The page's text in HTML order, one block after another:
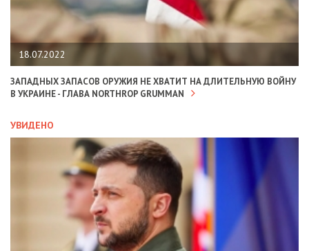
18.07.2022
ЗАПАДНЫХ ЗАПАСОВ ОРУЖИЯ НЕ ХВАТИТ НА ДЛИТЕЛЬНУЮ ВОЙНУ
В УКРАИНЕ - ГЛАВА NORTHROP GRUMMAN
УВИДЕНО